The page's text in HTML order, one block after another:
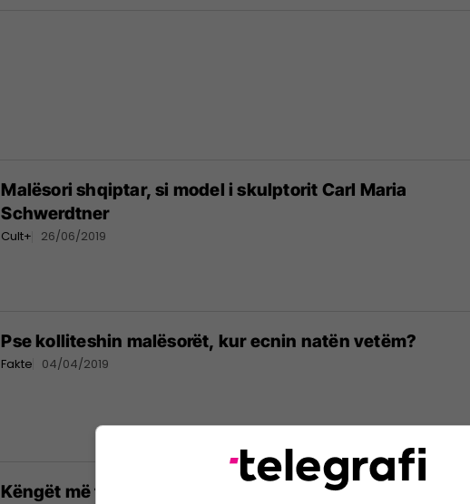
Malësori shqiptar, si model i skulptorit Carl Maria
Schwerdtner
Cult+ 26/06/2019
Pse kolliteshin malësorët, kur ecnin natën vetëm?
Fakte 04/04/2019
Këngët më të bukura që iu kënduan heroit Gjergj Kastrioti